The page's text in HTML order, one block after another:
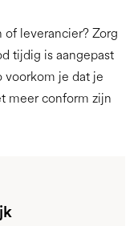
leverancier? Zorg
tijdig is aangepast
voorkom je dat je
meer conform zijn